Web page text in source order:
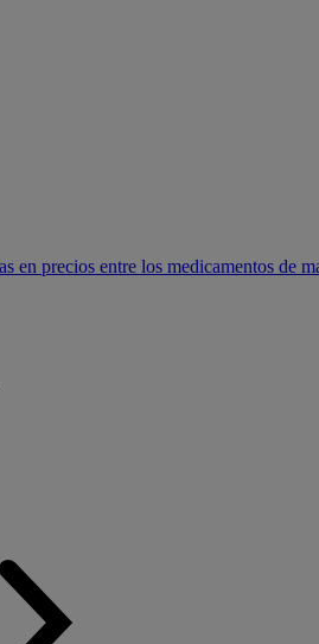
en precios entre los medicamentos de